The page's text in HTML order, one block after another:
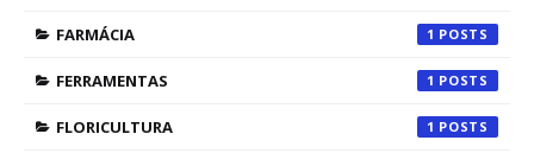
FARMÁCIA 1
FERRAMENTAS 1
FLORICULTURA 1